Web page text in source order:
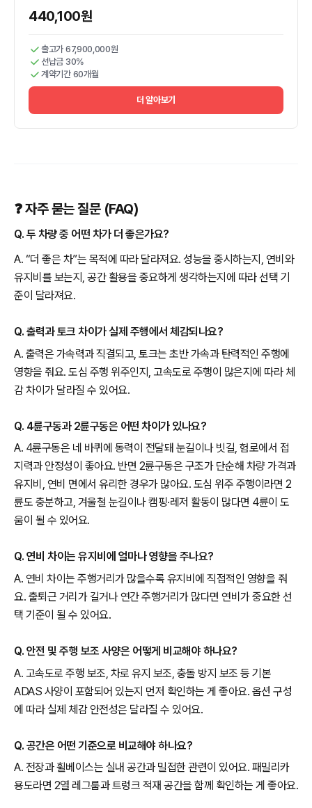
440,100원
출고가 67,900,000원
선납금 30%
계약기간 60개월
더 알아보기
❓ 자주 묻는 질문 (FAQ)
Q. 두 차량 중 어떤 차가 더 좋은가요?
A. “더 좋은 차”는 목적에 따라 달라져요. 성능을 중시하는지, 연비와
유지비를 보는지, 공간 활용을 중요하게 생각하는지에 따라 선택 기
준이 달라져요.
Q. 출력과 토크 차이가 실제 주행에서 체감되나요?
A. 출력은 가속력과 직결되고, 토크는 초반 가속과 탄력적인 주행에
영향을 줘요. 도심 주행 위주인지, 고속도로 주행이 많은지에 따라 체
감 차이가 달라질 수 있어요.
Q. 4륜구동과 2륜구동은 어떤 차이가 있나요?
A. 4륜구동은 네 바퀴에 동력이 전달돼 눈길이나 빗길, 험로에서 접
지력과 안정성이 좋아요. 반면 2륜구동은 구조가 단순해 차량 가격과
유지비, 연비 면에서 유리한 경우가 많아요. 도심 위주 주행이라면 2
륜도 충분하고, 겨울철 눈길이나 캠핑·레저 활동이 많다면 4륜이 도
움이 될 수 있어요.
Q. 연비 차이는 유지비에 얼마나 영향을 주나요?
A. 연비 차이는 주행거리가 많을수록 유지비에 직접적인 영향을 줘
요. 출퇴근 거리가 길거나 연간 주행거리가 많다면 연비가 중요한 선
택 기준이 될 수 있어요.
Q. 안전 및 주행 보조 사양은 어떻게 비교해야 하나요?
A. 고속도로 주행 보조, 차로 유지 보조, 충돌 방지 보조 등 기본
ADAS 사양이 포함되어 있는지 먼저 확인하는 게 좋아요. 옵션 구성
에 따라 실제 체감 안전성은 달라질 수 있어요.
Q. 공간은 어떤 기준으로 비교해야 하나요?
A. 전장과 휠베이스는 실내 공간과 밀접한 관련이 있어요. 패밀리카
용도라면 2열 레그룸과 트렁크 적재 공간을 함께 확인하는 게 좋아요.